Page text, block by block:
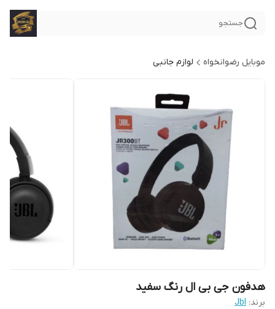
جستجو
موبایل رضوانخواه لوازم جانبی
هدفون جی بی ال رنگ سفید
برند: Jbl